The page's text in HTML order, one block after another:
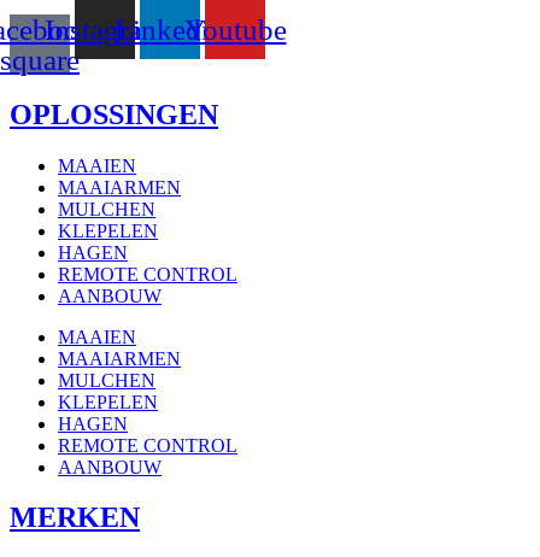
square
InstagramLinkedinYoutube
OPLOSSINGEN
MAAIEN
MAAIARMEN
MULCHEN
KLEPELEN
HAGEN
REMOTE CONTROL
AANBOUW
MAAIEN
MAAIARMEN
MULCHEN
KLEPELEN
HAGEN
REMOTE CONTROL
AANBOUW
MERKEN